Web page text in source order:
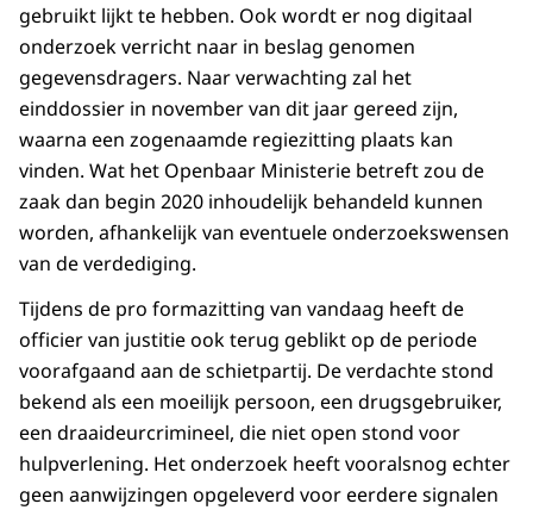
gebruikt lijkt te hebben. Ook wordt er nog digitaal
onderzoek verricht naar in beslag genomen
gegevensdragers. Naar verwachting zal het
einddossier in november van dit jaar gereed zijn,
waarna een zogenaamde regiezitting plaats kan
vinden. Wat het Openbaar Ministerie betreft zou de
zaak dan begin 2020 inhoudelijk behandeld kunnen
worden, afhankelijk van eventuele onderzoekswensen
van de verdediging.
Tijdens de pro formazitting van vandaag heeft de
officier van justitie ook terug geblikt op de periode
voorafgaand aan de schietpartij. De verdachte stond
bekend als een moeilijk persoon, een drugsgebruiker,
een draaideurcrimineel, die niet open stond voor
hulpverlening. Het onderzoek heeft vooralsnog echter
geen aanwijzingen opgeleverd voor eerdere signalen